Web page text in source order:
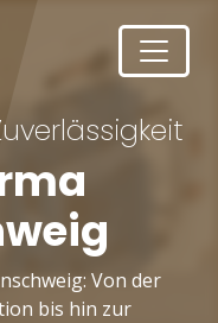
Von der
bis hin zur